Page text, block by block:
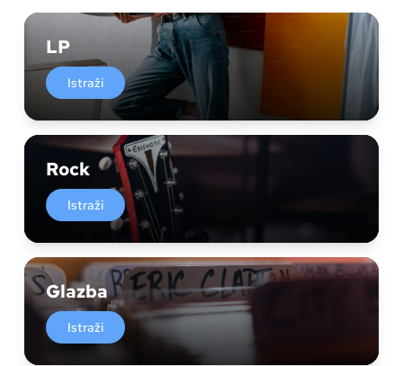
LP
Istraži
Rock
Istraži
Glazba
Istraži